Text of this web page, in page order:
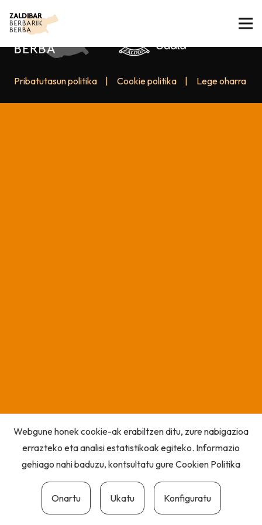
Pribatutasun politika Cookie politika Lege oharra
Webgune honek cookie-ak erabiltzen ditu, zure nabigazioa
errazteko eta analisi estatistikoak egiteko. Informazio
gehiago nahi baduzu, kontsultatu gureCookien Politika
Onartu Ukatu Konfiguratu